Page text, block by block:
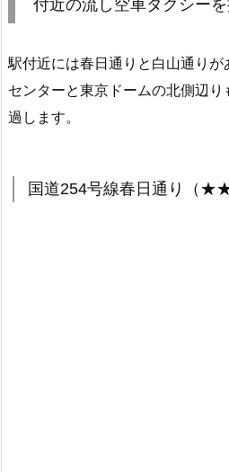
付近の流し空車タクシー
駅付近には春日通りと白山通りが
センターと東京ドームの北側辺
過します。
国道254号線春日通り（